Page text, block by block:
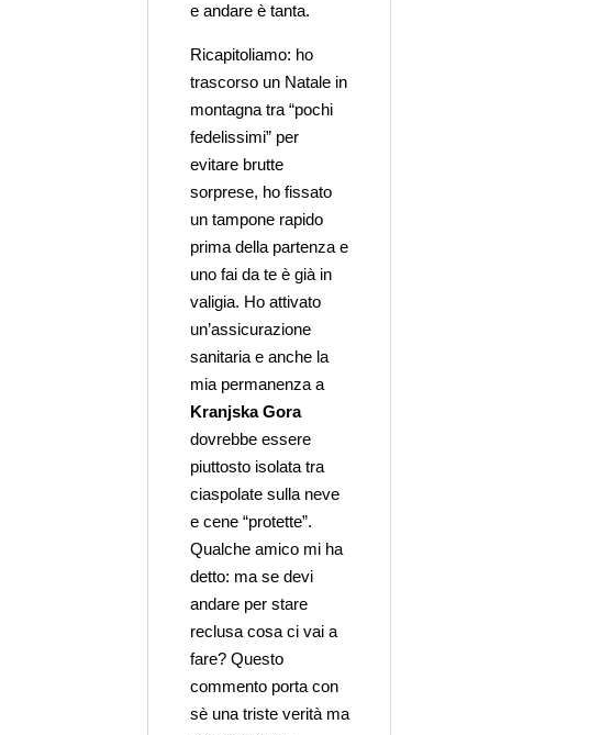
e andare è tanta.
Ricapitoliamo: ho
trascorso un Natale in
montagna tra “pochi
fedelissimi” per
evitare brutte
sorprese, ho fissato
un tampone rapido
prima della partenza e
uno fai da te è già in
valigia. Ho attivato
un’assicurazione
sanitaria e anche la
mia permanenza a
Kranjska Gora
dovrebbe essere
piuttosto isolata tra
ciaspolate sulla neve
e cene “protette”.
Qualche amico mi ha
detto: ma se devi
andare per stare
reclusa cosa ci vai a
fare? Questo
commento porta con
sè una triste verità ma